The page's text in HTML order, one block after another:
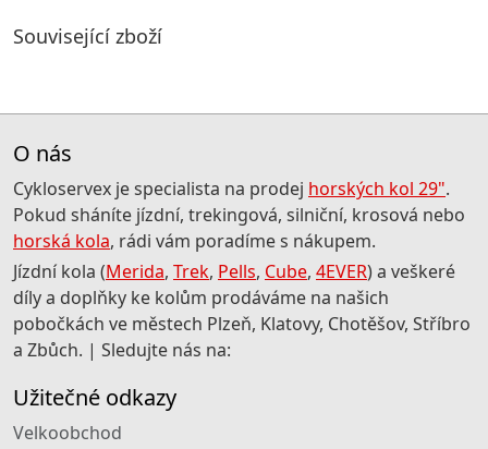
Související zboží
O nás
Cykloservex je specialista na prodej horských kol 29".
Pokud sháníte jízdní, trekingová, silniční, krosová nebo
horská kola, rádi vám poradíme s nákupem.
Jízdní kola (Merida, Trek, Pells, Cube, 4EVER) a veškeré
díly a doplňky ke kolům prodáváme na našich
pobočkách ve městech Plzeň, Klatovy, Chotěšov, Stříbro
a Zbůch. | Sledujte nás na:
Užitečné odkazy
Velkoobchod